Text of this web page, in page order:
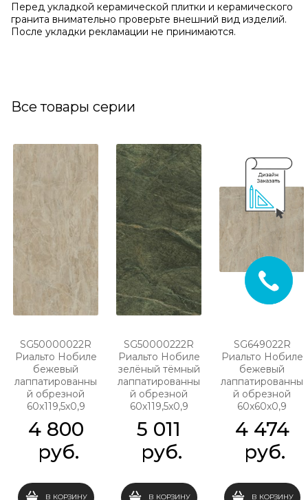
Перед укладкой керамической плитки и керамического
гранита внимательно проверьте внешний вид изделий.
После укладки рекламации не принимаются.
Все товары серии
SG50000022R
Риальто Нобиле
бежевый
лаппатированны
й обрезной
60x119,5x0,9
4 800
руб.
В КОРЗИНУ
SG50000222R
Риальто Нобиле
зелёный тёмный
лаппатированны
й обрезной
60x119,5x0,9
5 011
руб.
В КОРЗИНУ
SG649022R
Риальто Нобиле
бежевый
лаппатированны
й обрезной
60x60х0,9
4 474
руб.
В КОРЗИНУ